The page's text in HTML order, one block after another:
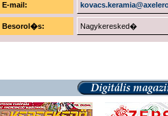
E-mail:
Besorol�s: Nagykeresked�